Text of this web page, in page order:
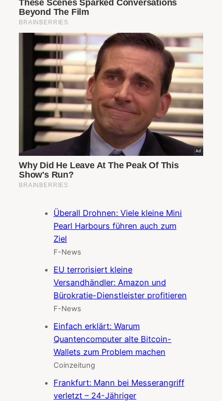
Überall Drohnen: Viele kleine Mini
Pearl Harbours führen auch zum
Ziel
F-News
EU terrorisiert kleine
Versandhändler: Amazon und
Bürokratie-Dienstleister profitieren
F-News
Einfach erklärt: Warum
Quantencomputer alte Bitcoin-
Wallets zum Problem machen
Coinzeitung
Frankfurt: Mann bei Messerangriff
verletzt – 24-Jähriger